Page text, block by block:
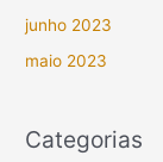
junho 2023
maio 2023
Categorias